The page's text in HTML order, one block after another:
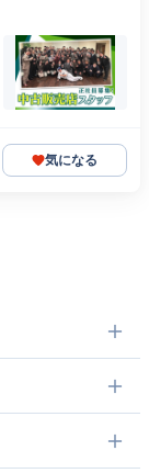
気になる